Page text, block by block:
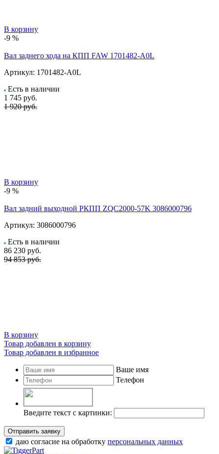
В корзину
-9 %
Вал заднего хода на КПП FAW 1701482-A0L
Артикул: 1701482-A0L
Есть в наличии
1 745 руб.
1 920 руб.
В корзину
-9 %
Вал задний выходной РКПП ZQC2000-57K 3086000796
Артикул: 3086000796
Есть в наличии
86 230 руб.
94 853 руб.
В корзину
Товар добавлен в корзину
Товар добавлен в избранное
Ваше имя
Телефон
Введите текст с картинки:
Отправить заявку
даю согласие на обработку персональных данных